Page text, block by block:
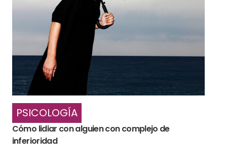
PSICOLOGÍA
Cómo lidiar con alguien con complejo de
inferioridad